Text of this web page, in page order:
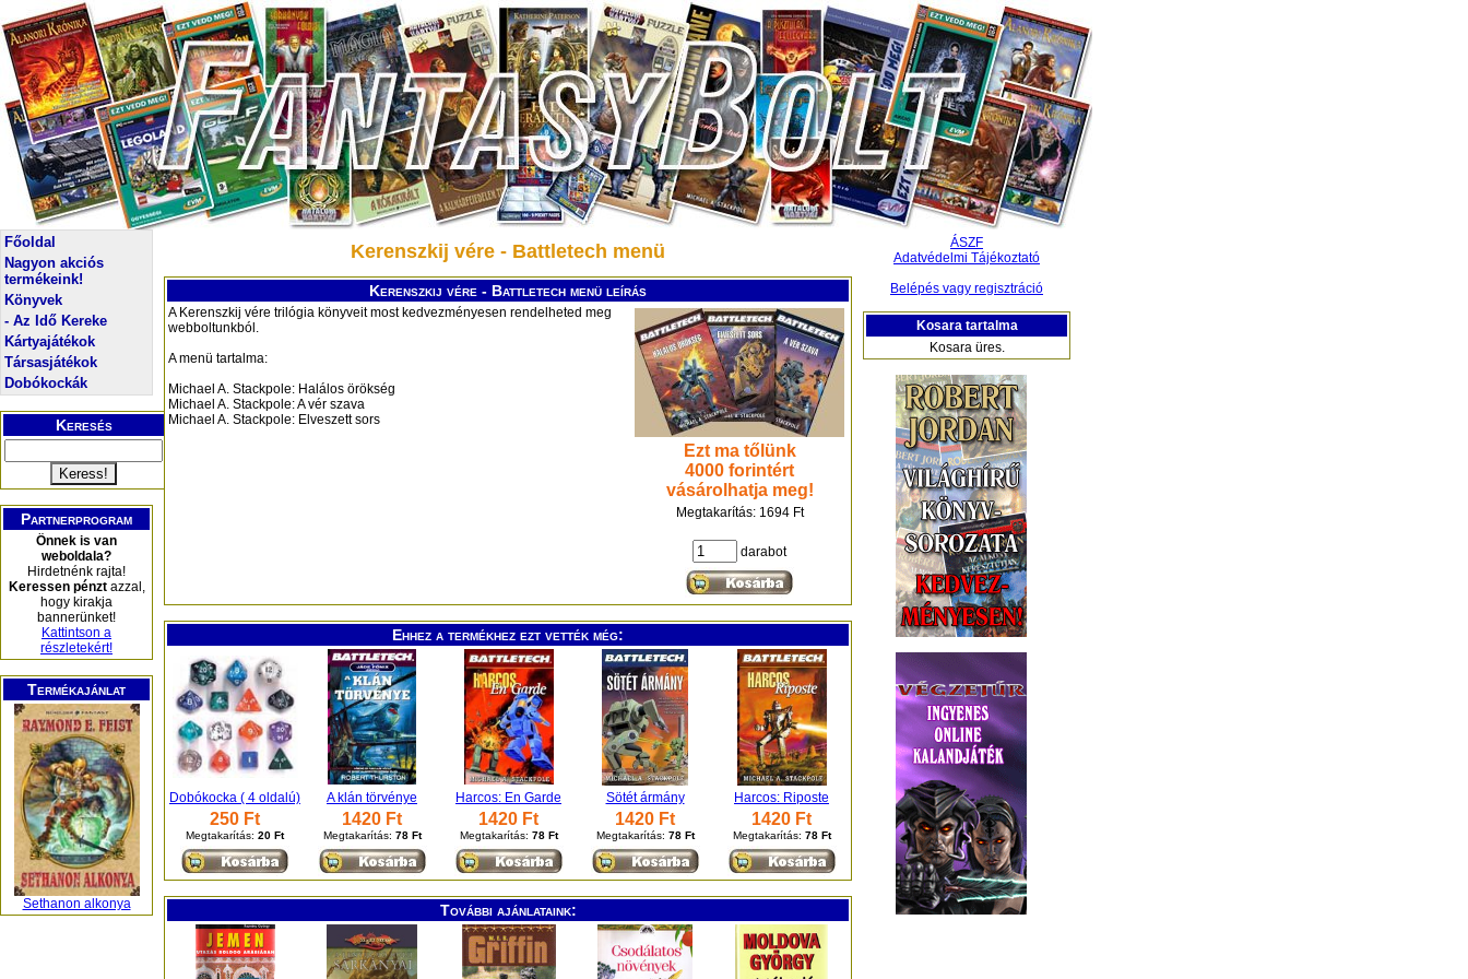
Főoldal
Nagyon akciós
termékeink!
Könyvek
- Az Idő Kereke
Kártyajátékok
Társasjátékok
Dobókockák
Keresés
Partnerprogram
Önnek is van
weboldala?
Hirdetnénk rajta!
Keressen pénztazzal,
hogy kirakja
bannerünket!
Kattintson a
részletekért!
Termékajánlat
Sethanon alkonya
Kerenszkij vére - Battletech menü
Kerenszkij vére - Battletech menü leírás
Ezt ma tőlünk
4000 forintért
vásárolhatja meg!
Megtakarítás: 1694 Ft
darabot
A Kerenszkij vére trilógia könyveit most kedvezményesen rendelheted meg
webboltunkból.
A menü tartalma:
Michael A. Stackpole: Halálos örökség
Michael A. Stackpole: A vér szava
Michael A. Stackpole: Elveszett sors
Ehhez a termékhez ezt vették még:
Dobókocka ( 4 oldalú) A klán törvénye Harcos: En Garde Sötét ármány Harcos: Riposte
250 Ft
Megtakarítás: 20 Ft
1420 Ft
Megtakarítás: 78 Ft
1420 Ft
Megtakarítás: 78 Ft
1420 Ft
Megtakarítás: 78 Ft
1420 Ft
Megtakarítás: 78 Ft
További ajánlataink:
ÁSZF
Adatvédelmi Tájékoztató
Belépés vagy regisztráció
Kosara tartalma
Kosara üres.